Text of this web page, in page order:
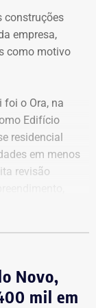
construções
empresa,
como motivo
o Ora, na
Edifício
residencial
em menos
revisão
de
a definição
Novo,
mil em